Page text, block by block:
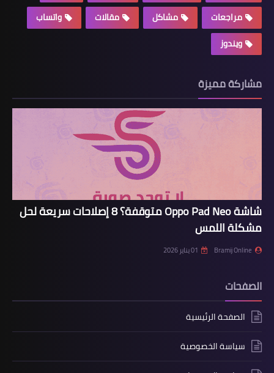
مراجعات
مشاكل مقالات
واتساب
ويندوز
مشاركة مميزة
شاشة Oppo Pad Neo متوقفة؟ 8 إصلاحات سريعة لحل
مشكلة اللمس
Bramij Online 01 يناير 2026
الصفحات
الصفحة الرئيسية
سياسة الخصوصية